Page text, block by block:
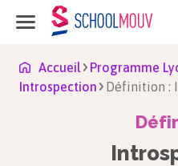
Accueil Programme
Introspection
Définition :